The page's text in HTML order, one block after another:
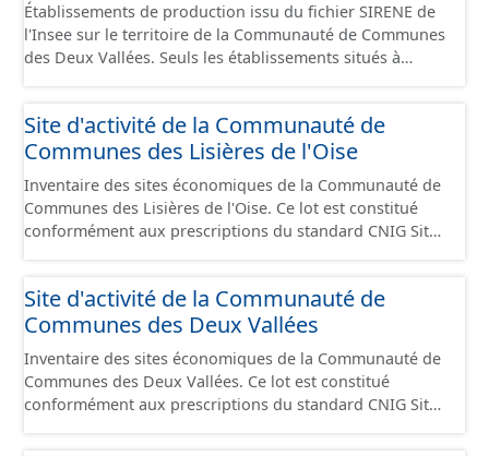
à la création de ces données, il est rappelé que seuls les
documents papier font foi et sont opposables d'un point
de vue juridique.
Établissements de production issu du fichier SIRENE de
l'Insee sur le territoire de la Communauté de Communes
des Deux Vallées. Seuls les établissements situés à
conformément aux prescriptions du standard CNIG Sites
Économiques. Ce lot ne contient pas la référence aux
delà des prescriptions du CNIG se limitant aux SCI.
Site d'activité de la Communauté de
Communes des Lisières de l'Oise
Inventaire des sites économiques de la Communauté de
Communes des Lisières de l'Oise. Ce lot est constitué
conformément aux prescriptions du standard CNIG Sites
Site d'activité de la Communauté de
Communes des Deux Vallées
Inventaire des sites économiques de la Communauté de
Communes des Deux Vallées. Ce lot est constitué
conformément aux prescriptions du standard CNIG Sites